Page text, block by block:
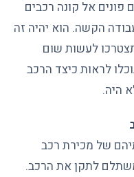
אל קונה רכבים
הקשה. הוא יהיה זה
לעשות שום
לראות כיצד הרכב
היה.
של מכירת רכב
לתקן את הרכב.